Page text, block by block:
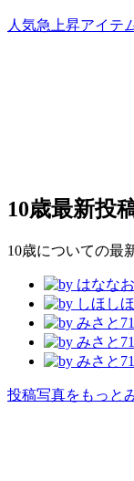
人気急上昇アイテ
10歳最新投
10歳についての最
投稿写真をもっと